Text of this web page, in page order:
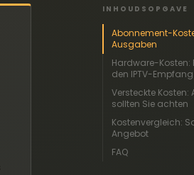
INHOUDSOPGAVE
Abonnement-
Ausgaben
Hardware-Kosten:
den IPTV-Empfang
Versteckte
sollten Sie achten
Kostenvergleich:
Angebot
FAQ